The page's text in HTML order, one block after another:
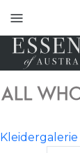
mobile
navigation
Kleidergalerie